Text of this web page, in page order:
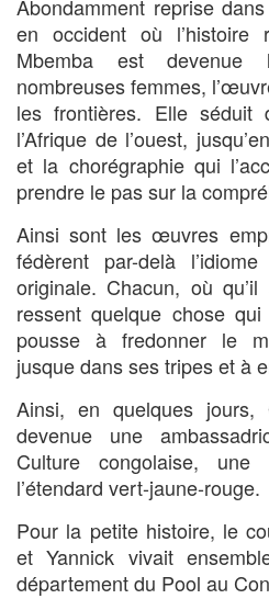
Abondamment reprise
en occident où l’histoire
Mbemba est
nombreuses femmes,
les frontières. Elle séduit
l’Afrique de l’ouest,
et la chorégraphie qui
prendre le pas sur la
Ainsi sont les œuvres
fédèrent par-delà
originale. Chacun, où
ressent quelque chose
pousse à fredonner le
jusque dans ses tripes et à
Ainsi, en quelques jours,
devenue une
Culture congolaise,
l’étendard vert-jaune-rouge.
Pour la petite histoire, le
et Yannick vivait
département du Pool au